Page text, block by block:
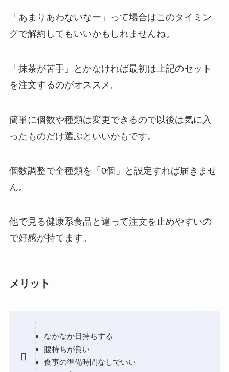
「あまりあわないなー」って場合はこのタイミン
グで解約してもいいかもしれませんね。
「抹茶が苦手」とかなければ最初は上記のセット
を注文するのがオススメ。
簡単に個数や種類は変更できるので以後は気に入
ったものだけ選ぶといいかもです。
個数調整で全種類を「0個」と設定すれば届きませ
ん。
他で見る健康系食品と違って注文を止めやすいの
で好感が持てます。
メリット
なかなか日持ちする
腹持ちが良い
食事の準備時間なしでいい